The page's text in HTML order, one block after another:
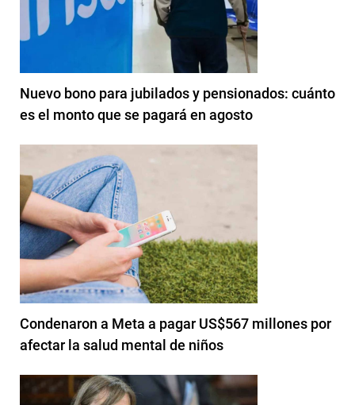
Nuevo bono para jubilados y pensionados: cuánto
es el monto que se pagará en agosto
Condenaron a Meta a pagar US$567 millones por
afectar la salud mental de niños